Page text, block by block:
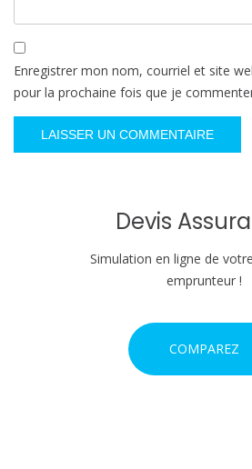
Enregistrer mon nom, courriel et site
pour la prochaine fois que je
Devis
Simulation en ligne de
emprunteur !
COMPAREZ